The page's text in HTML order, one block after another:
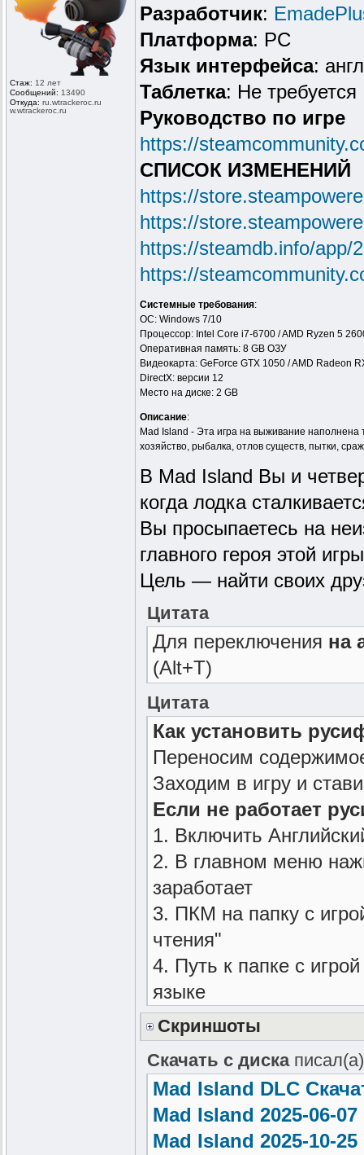
Стаж: 12 лет
Сообщений: 13490
Откуда: ru.wtrackeroc.ru
w.wtrackeroc .ru
Разработчик:
Платформа: PC
Язык интерфейса:
Таблeтка: Не требуется
Руководство по игре
https://
СПИСОК ИЗМЕНЕНИЙ
https://
https://
https://steamdb.info/app/
https://
Системные требования:
ОС: Windows 7/10
Процессор: Intel Core i7-6700 / AMD Ryzen 5
Оперативная память: 8 GB ОЗУ
Видеокарта: GeForce GTX 1050 / AMD Radeon
DirectX: версии 12
Место на диске: 2 GB
Описание:
Mad Island - Эта игра на выживание наполнена
хозяйство, рыбалка, отлов существ, пытки,
В Mad Island Вы и
когда лодка
Вы просыпаетесь на
главного героя этой
Цель — найти своих
Цитата
Для переключения на
(Alt+T)
Цитата
Как установить
Переносим
Заходим в игру и
Если не работает
1. Включить
2. В главном меню
заработает
3. ПКМ на папку с
чтения"
4. Путь к папке с
языке
Скриншоты
Скачать с диска
Mad Island DLC
Mad Island 2025-06-07
Mad Island 2025-10-25